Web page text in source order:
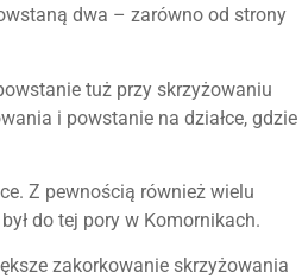
dwa – zarówno od strony
tuż przy skrzyżowaniu
i powstanie na działce, gdzie
Z pewnością również wielu
do tej pory w Komornikach.
zakorkowanie skrzyżowania